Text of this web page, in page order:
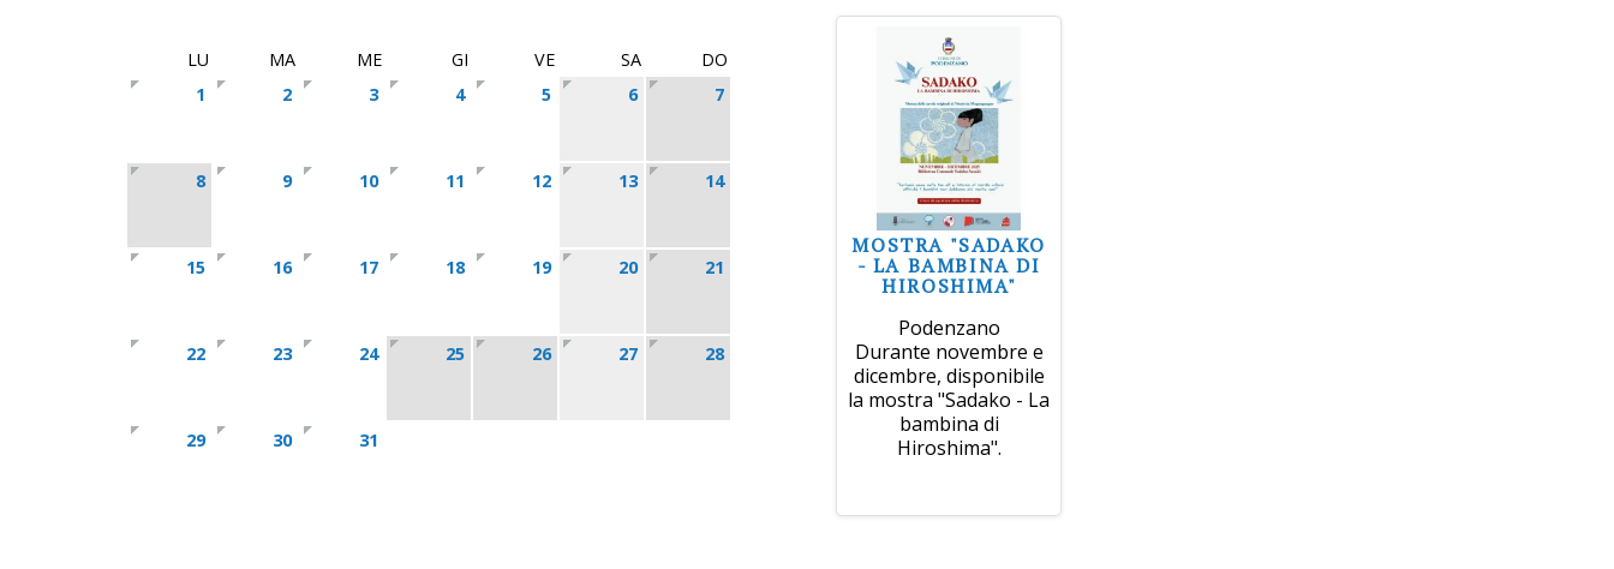
LU MA ME GI VE SA
DO
1
2 3 4 5 6 7
8 9 10 11 12 13 14
15 16 17 18 19 20 21
22 23 24 25 26 27 28
29 30 31
MOSTRA "SADAKO
- LA BAMBINA DI
HIROSHIMA"
Podenzano
Durante novembre e
dicembre, disponibile
la mostra "Sadako - La
bambina di
Hiroshima".